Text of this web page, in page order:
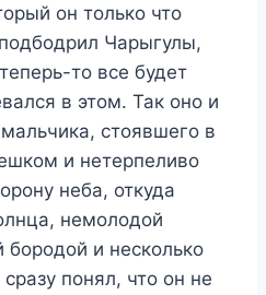
он только что
Чарыгулы,
то все будет
в этом. Так оно и
стоявшего в
и нетерпеливо
неба, откуда
немолодой
и несколько
понял, что он не